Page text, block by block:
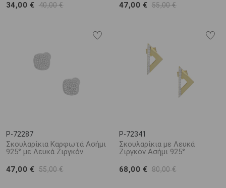
34,00 € 40,00 €
47,00 € 55,00 €
P-72287
Σκουλαρίκια Καρφωτά Ασήμι
925° με Λευκά Ζιργκόν
47,00 € 55,00 €
P-72341
Σκουλαρίκια με Λευκά
Ζιργκόν Ασήμι 925°
68,00 € 80,00 €